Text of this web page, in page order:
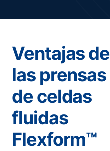
Ventajas de
las prensas
de celdas
fluidas
Flexform™